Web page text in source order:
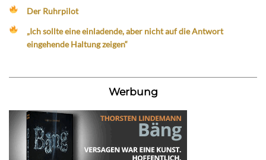
Der Ruhrpilot
„Ich sollte eine einladende, aber nicht auf die Antwort
eingehende Haltung zeigen“
Werbung